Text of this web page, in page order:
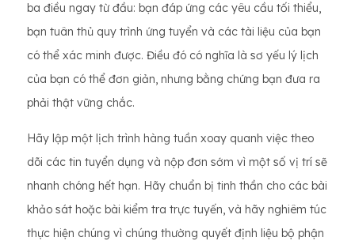
ba điều ngay từ đầu: bạn đáp ứng các yêu cầu tối thiểu,
bạn tuân thủ quy trình ứng tuyển và các tài liệu của bạn
có thể xác minh được. Điều đó có nghĩa là sơ yếu lý lịch
của bạn có thể đơn giản, nhưng bằng chứng bạn đưa ra
phải thật vững chắc.
Hãy lập một lịch trình hàng tuần xoay quanh việc theo
dõi các tin tuyển dụng và nộp đơn sớm vì một số vị trí sẽ
nhanh chóng hết hạn. Hãy chuẩn bị tinh thần cho các bài
khảo sát hoặc bài kiểm tra trực tuyến, và hãy nghiêm túc
thực hiện chúng vì chúng thường quyết định liệu bộ phận